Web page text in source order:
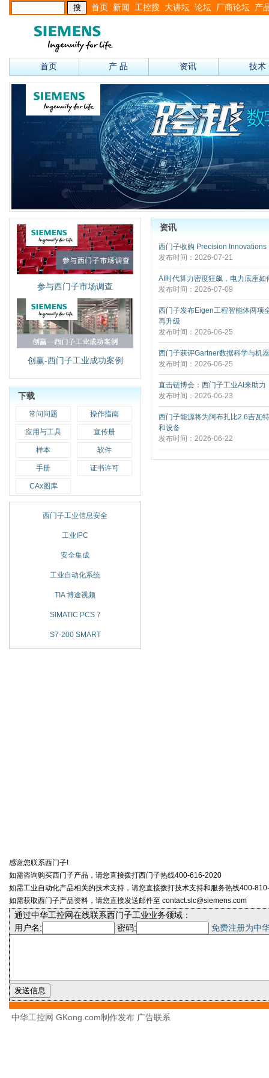
首页 新闻 工控搜 大讲坛 论坛 厂商论坛 产
首页 产 品 资讯 技术
参与西门子市场调查
创赢-西门子工业成功案例
下载
常问问题 操作指南
应用与工具 宣传册
样本 软件
手册 证书许可
CAx图库
西门子工业信息安全
工业IPC
安全集成
工业自动化系统
TIA 博途视频
SIMATIC PCS 7
S7-200 SMART
资讯
西门子收购 Precision Innovations
发布时间：2026-07-21
AI时代算力密度狂飙，电力底座如
发布时间：2026-07-09
西门子发布Eigen工程智能体两项
再升级
发布时间：2026-06-25
西门子获评Gartner数据科学与机
发布时间：2026-06-25
直击链博会：西门子工业AI来助力
发布时间：2026-06-23
西门子能源将为阿布扎比2.6吉瓦
和设备
发布时间：2026-06-22
感谢您联系西门子!
如需咨询购买西门子产品，请您直接拨打西门子热线400-616-2020
如需工业自动化产品相关的技术支持，请您直接拨打技术支持和服务热线400-
如需获取西门子产品资料，请您直接发送邮件至 contact.slc@siemens.com
通过中华工控网在线联系西门子工业业务领域：
用户名:
密码: 免费注册为中
中华工控网 GKong.com制作发布 广告联系